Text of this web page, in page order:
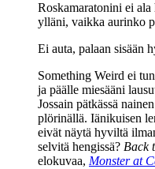
Roskamaratonini ei
ylläni, vaikka aurinko
Ei auta, palaan sisään
Something Weird ei
ja päälle miesääni
Jossain pätkässä
plörinällä. Iänikuisen
eivät näytä hyviltä
selvitä hengissä? Back
elokuvaa, Monster at